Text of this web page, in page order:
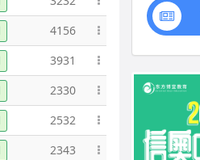
4156
3931
2330
2532
2343